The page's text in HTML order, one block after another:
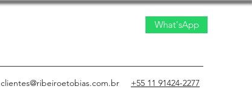
What'sApp
clientes@ribeiroetobias.com.br +55 11 91424-2277